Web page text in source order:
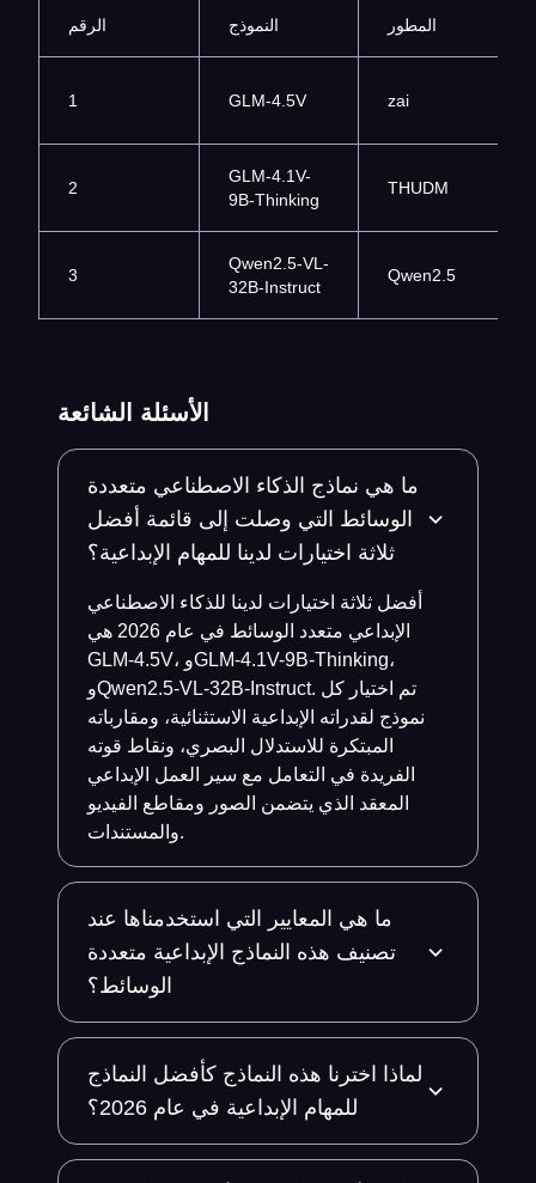
الرقم النموذج المطور
1 GLM-4.5V zai
2
GLM-4.1V-
9B-Thinking
THUDM
3
Qwen2.5-VL-
32B-Instruct
Qwen2.5
الأسئلة الشائعة
ما هي نماذج الذكاء الاصطناعي متعددة
الوسائط التي وصلت إلى قائمة أفضل
ثلاثة اختيارات لدينا للمهام الإبداعية؟
أفضل ثلاثة اختيارات لدينا للذكاء الاصطناعي
الإبداعي متعدد الوسائط في عام 2026 هي
GLM-4.5V، وGLM-4.1V-9B-Thinking،
وQwen2.5-VL-32B-Instruct. تم اختيار كل
نموذج لقدراته الإبداعية الاستثنائية، ومقارباته
المبتكرة للاستدلال البصري، ونقاط قوته
الفريدة في التعامل مع سير العمل الإبداعي
المعقد الذي يتضمن الصور ومقاطع الفيديو
والمستندات.
ما هي المعايير التي استخدمناها عند
تصنيف هذه النماذج الإبداعية متعددة
الوسائط؟
لماذا اخترنا هذه النماذج كأفضل النماذج
للمهام الإبداعية في عام 2026؟